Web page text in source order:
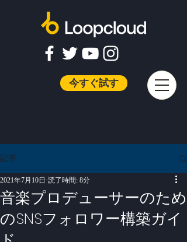
今すぐ試す
記事
音楽プロデューサーのため
のSNSフォロワー構築ガイ
2021年7月10日 読了時間: 8分